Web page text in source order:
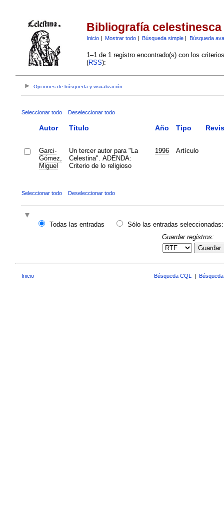
Bibliografía celestinesca
Inicio| Mostrar todo| Búsqueda simple| Búsqueda
1–1 de 1 registro encontrado(s) con los
(RSS):
Opciones de búsqueda y visualización
Seleccionar todo Deseleccionar todo
Autor Título Año Tipo
Garci-
Gómez,
Miguel
Un tercer autor para "La
Celestina". ADENDA:
Criterio de lo religioso
1996 Artículo
Seleccionar todo Deseleccionar todo
Todas las entradas
Sólo las entradas seleccionadas:
Guardar registros:
Guardar
Inicio Búsqueda CQL